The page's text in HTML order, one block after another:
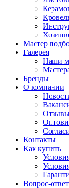
Мастер
Галерея
Наши
Бренды
О компании
Отзывы
Контакты
Как купить
Вопрос-ответ